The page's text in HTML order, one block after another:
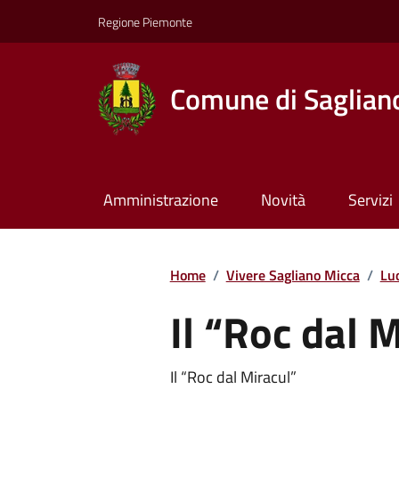
Regione Piemonte
Comune di
Amministrazione Novità Servizi
Home / Vivere Sagliano Micca /
Il “Roc dal
Il “Roc dal Miracul”